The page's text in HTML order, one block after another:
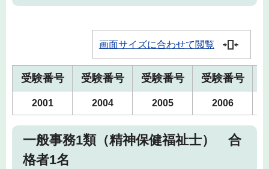
画面サイズに合わせて閲覧
受験番号 受験番号 受験番号 受験番号
2001 2004 2005 2006
一般事務1類（精神保健福祉士） 合
格者1名